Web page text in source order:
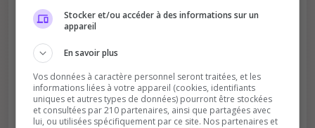
classement
Stocker et/ou accéder à des informations sur un
appareil
En savoir plus
Vos données à caractère personnel seront traitées, et les
informations liées à votre appareil (cookies, identifiants
uniques et autres types de données) pourront être stockées
et consultées par 210 partenaires, ainsi que partagées avec
lui, ou utilisées spécifiquement par ce site. Nos partenaires et